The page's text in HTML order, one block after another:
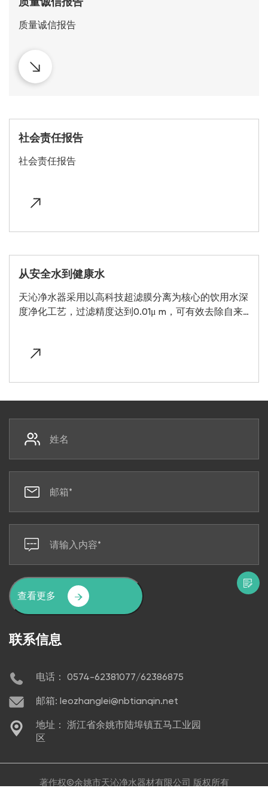
质量诚信报告
社会责任报告
社会责任报告
从安全水到健康水
天沁净水器采用以高科技超滤膜分离为核心的饮用水深
度净化工艺，过滤精度达到0.01μ m，可有效去除自来
查看更多
联系信息
电话： 0574-62381077/62386875
邮箱: leozhanglei@nbtianqin.net
地址： 浙江省余姚市陆埠镇五马工业园
区
著作权©余姚市天沁净水器材有限公司 版权所有